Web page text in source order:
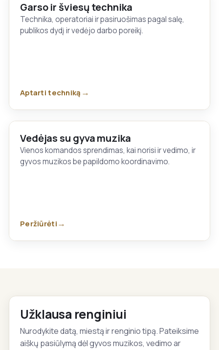
Garso ir šviesų technika
Technika, operatoriai ir pasiruošimas pagal salę,
publikos dydį ir vedėjo darbo poreikį.
Aptarti techniką
Vedėjas su gyva muzika
Vienos komandos sprendimas, kai norisi ir vedimo, ir
gyvos muzikos be papildomo koordinavimo.
Peržiūrėti
Užklausa renginiui
Nurodykite datą, miestą ir renginio tipą. Pateiksime
aiškų pasiūlymą dėl gyvos muzikos, vedimo ar